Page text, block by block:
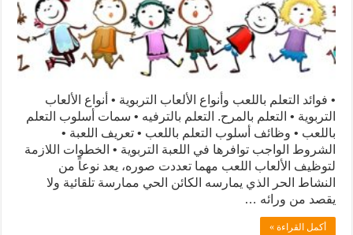
• فوائد التعلم باللعب وأنواع الألعاب التربوية • أنواع الألعاب
التربوية • التعلم بالمرح. التعلم بالترفيه • سمات أسلوب التعلم
باللعب • وظائف أسلوب التعلم باللعب • تعريف اللعبة •
الشروط الواجب توافرها في اللعبة التربوية • الخطوات اللازمة
لتوظيف الألعاب اللعب مهما تعددت صوره، يعد نوعاً من
النشاط الحر الذي يمارسه الكائن الحي ممارسة تلقائية ولا
يقصد من ورائه …
أكمل القراءة »